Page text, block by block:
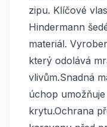
zipu. Klíčové
Hindermann
materiál.
který odolává
vlivům.Snadná
úchop
krytu.Ochrana